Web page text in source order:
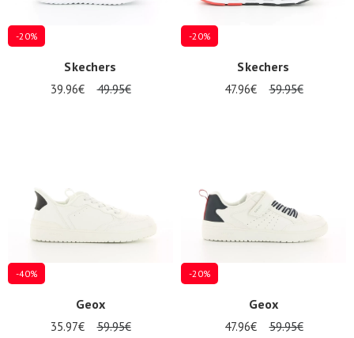
-20%
Skechers
39.96€ 49.95€
-20%
Skechers
47.96€ 59.95€
-40%
Geox
35.97€ 59.95€
-20%
Geox
47.96€ 59.95€